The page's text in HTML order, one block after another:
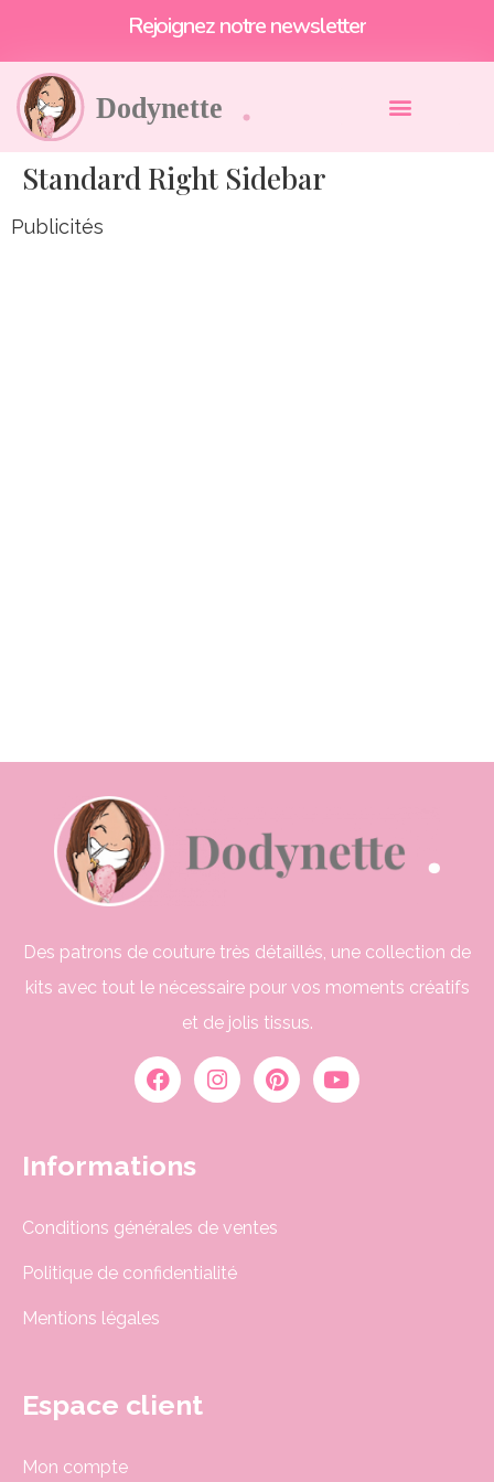
Rejoignez notre newsletter
Standard Right Sidebar
Publicités
Des patrons de couture très détaillés, une collection de
kits avec tout le nécessaire pour vos moments créatifs
et de jolis tissus.
Informations
Conditions générales de ventes
Politique de confidentialité
Mentions légales
Espace client
Mon compte